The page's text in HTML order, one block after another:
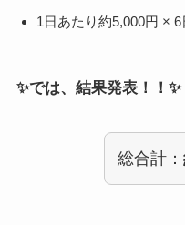
1日あたり約5,000円 ×
✨では、結果発表！！✨
総合計：